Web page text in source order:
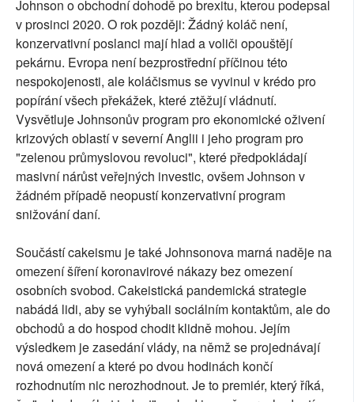
Johnson o obchodní dohodě po brexitu, kterou podepsal
v prosinci 2020. O rok později: Žádný koláč není,
konzervativní poslanci mají hlad a voliči opouštějí
pekárnu. Evropa není bezprostřední příčinou této
nespokojenosti, ale koláčismus se vyvinul v krédo pro
popírání všech překážek, které ztěžují vládnutí.
Vysvětluje Johnsonův program pro ekonomické oživení
krizových oblastí v severní Anglii i jeho program pro
"zelenou průmyslovou revoluci", které předpokládají
masivní nárůst veřejných investic, ovšem Johnson v
žádném případě neopustí konzervativní program
snižování daní.
Součástí cakeismu je také Johnsonova marná naděje na
omezení šíření koronavirové nákazy bez omezení
osobních svobod. Cakeistická pandemická strategie
nabádá lidi, aby se vyhýbali sociálním kontaktům, ale do
obchodů a do hospod chodit klidně mohou. Jejím
výsledkem je zasedání vlády, na němž se projednávají
nová omezení a které po dvou hodinách končí
rozhodnutím nic nerozhodnout. Je to premiér, který říká,